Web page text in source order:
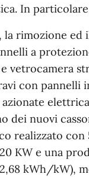
In
rimozione ed
a
vetrocamera
con pannelli
dei nuovi
realizzato
KW e una
kWh/kW),